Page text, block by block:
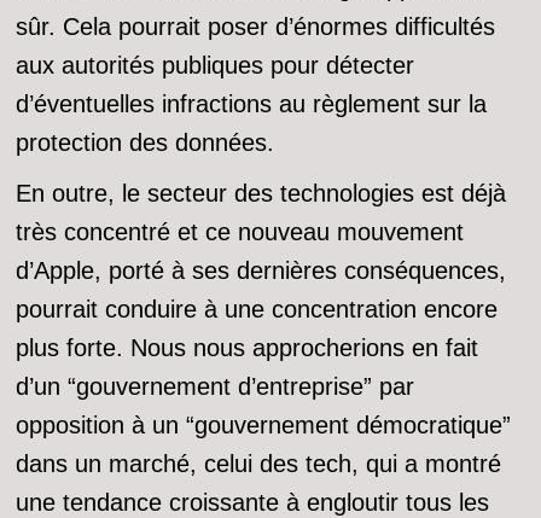
sûr. Cela pourrait poser d’énormes difficultés
aux autorités publiques pour détecter
d’éventuelles infractions au règlement sur la
protection des données.
En outre, le secteur des technologies est déjà
très concentré et ce nouveau mouvement
d’Apple, porté à ses dernières conséquences,
pourrait conduire à une concentration encore
plus forte. Nous nous approcherions en fait
d’un “gouvernement d’entreprise” par
opposition à un “gouvernement démocratique”
dans un marché, celui des tech, qui a montré
une tendance croissante à engloutir tous les